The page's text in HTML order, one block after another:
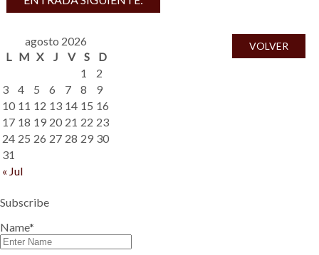
VOLVER
agosto 2026
L M X J V S D
« Jul
1
2
3
4 5 6 7 8
9
10 11 12 13 14 15 16
17 18 19 20 21 22 23
24 25 26 27 28 29 30
31
Subscribe
Name*